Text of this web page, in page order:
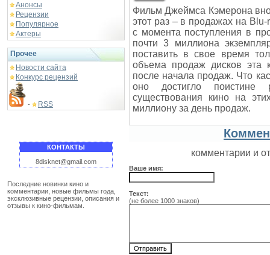
Анонсы
Рецензии
Популярное
Актеры
Прочее
Новости сайта
Конкурс рецензий
- RSS
КОНТАКТЫ
8disknet@gmail.com
Последние новинки кино и
комментарии, новые фильмы года,
эксклюзивные рецензии, описания и
отзывы к кино-фильмам.
Фильм Джеймса Кэмерона
этот раз – в продажах на
с момента поступления в
почти 3 миллиона
поставить в свое время
объема продаж дисков эта
после начала продаж. Что
оно достигло
существования кино на
миллиону за день продаж.
комментарии и
Ваше имя:
Текст:
(не более 1000 знаков)